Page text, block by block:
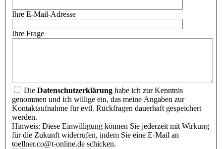
Ihre E-Mail-Adresse
Ihre Frage
Die Datenschutzerklärung habe ich zur Kenntnis
genommen und ich willige ein, das meine Angaben zur
Kontaktaufnahme für evtl. Rückfragen dauerhaft gespeichert
werden.
Hinweis: Diese Einwilligung können Sie jederzeit mit Wirkung
für die Zukunft widerrufen, indem Sie eine E-Mail an
toellner.co@t-online.de schicken.